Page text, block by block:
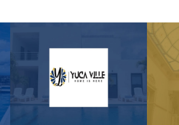
Hotel and Suite Yuca Ville